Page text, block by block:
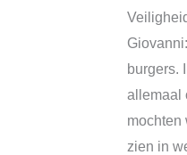
burgers.
allemaal
mochten
zien in